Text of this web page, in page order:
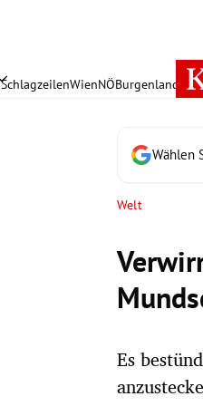
SchlagzeilenWienNÖBurgenland
Wählen
Welt
Es